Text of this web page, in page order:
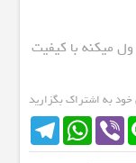
میکنه با کیفیت
خود به اشتراک بگزارید
TelegramWhatsApp Viber